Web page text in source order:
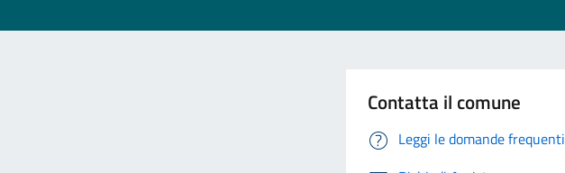
Contatta il comune
Leggi le domande frequenti